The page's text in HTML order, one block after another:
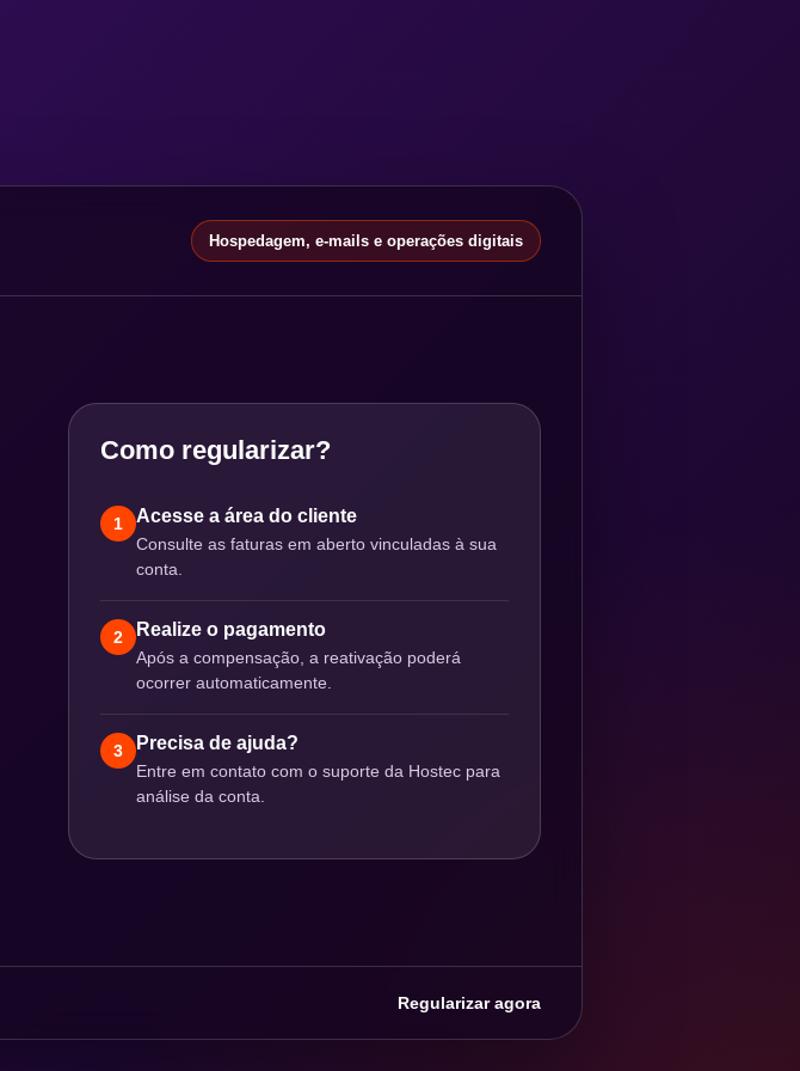
Hospedagem, e-mails e operações digitais
Como regularizar?
1 Acesse a área do cliente
Consulte as faturas em aberto vinculadas à sua
conta.
2 Realize o pagamento
Após a compensação, a reativação poderá
ocorrer automaticamente.
3 Precisa de ajuda?
Entre em contato com o suporte da Hostec para
análise da conta.
Regularizar agora